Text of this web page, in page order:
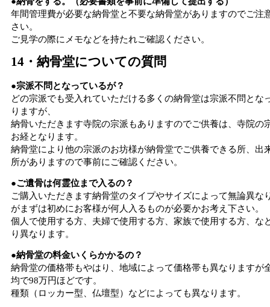
年間管理費が必要な納骨堂と不要な納骨堂がありますのでご注
さい。
ご見学の際にメモなどを持たれご確認ください。
14・納骨堂についての質問
●宗派不問となっているが？
どの宗派でも受入れていただける多くの納骨堂は宗派不問とな
りますが、
納骨いただきます寺院の宗派もありますのでご供養は、寺院の
お経となります。
納骨堂により他の宗派のお坊様が納骨堂でご供養できる所、出
所がありますので事前にご確認ください。
●ご遺骨は何霊位まで入るの？
ご購入いただきます納骨堂のタイプやサイズによって無論異な
がまずは初めにお客様が何人入るものが必要かお考え下さい。
個人で使用する方、夫婦で使用する方、家族で使用する方、な
り異なります。
●納骨堂の料金いくらかかるの？
納骨堂の価格帯もやはり、地域によって価格帯も異なりますが
均で98万円ほどです。
種類（ロッカー型、仏壇型）などによっても異なります。